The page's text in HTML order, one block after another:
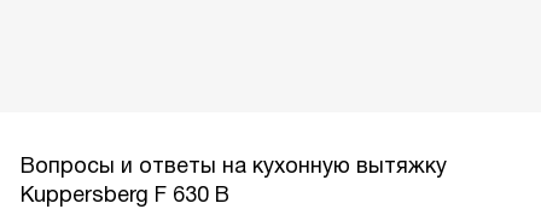
Вопросы и ответы на кухонную вытяжку
Kuppersberg F 630 B